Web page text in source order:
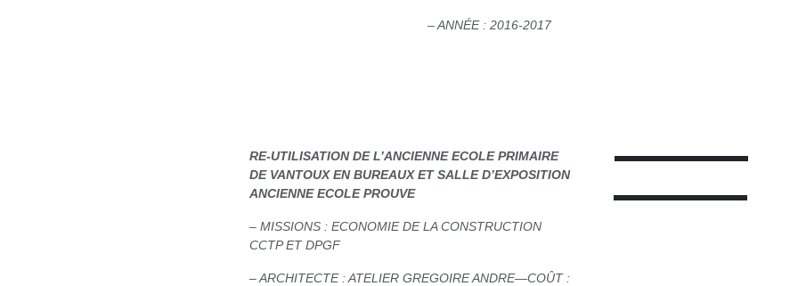
– ANNÉE : 2016-2017
RE-UTILISATION DE L’ANCIENNE ECOLE PRIMAIRE
DE VANTOUX EN BUREAUX ET SALLE D’EXPOSITION
ANCIENNE ECOLE PROUVE
– MISSIONS : ECONOMIE DE LA CONSTRUCTION
CCTP ET DPGF
– ARCHITECTE : ATELIER GREGOIRE ANDRE—COÛT :